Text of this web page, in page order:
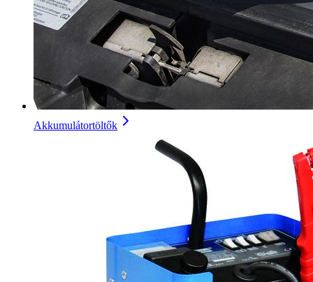
Akkumulátortöltők